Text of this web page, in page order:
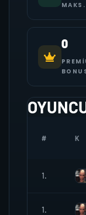
MAKS.
0
# K
1.
1.